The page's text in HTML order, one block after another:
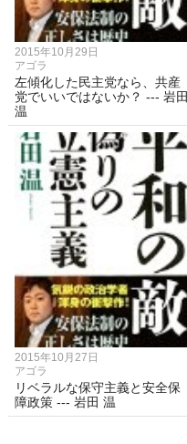
2015年10月29日
アゴラ
左傾化した民主党なら、共産
党でいいではないか？ --- 岩田
温
2015年10月27日
アゴラ
リベラルな保守主義と安全保
障政策 --- 岩田 温